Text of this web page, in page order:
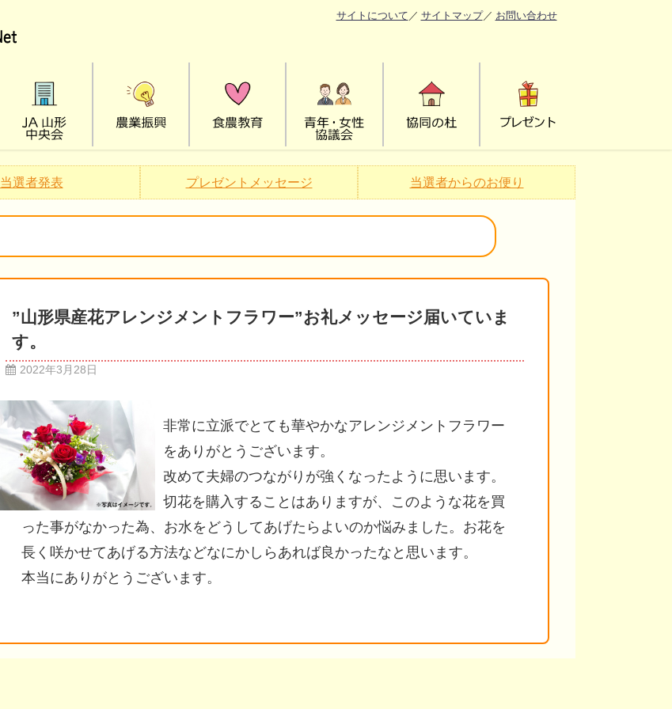
サイトについて ／ サイトマップ／ お問い合わせ
当選者発表 プレゼントメッセージ 当選者からのお便り
”山形県産花アレンジメントフラワー”お礼メッセージ届いていま
す。
2022年3月28日
非常に立派でとても華やかなアレンジメントフラワー
をありがとうございます。
改めて夫婦のつながりが強くなったように思います。
切花を購入することはありますが、このような花を買
った事がなかった為、お水をどうしてあげたらよいのか悩みました。お花を
長く咲かせてあげる方法などなにかしらあれば良かったなと思います。
本当にありがとうございます。